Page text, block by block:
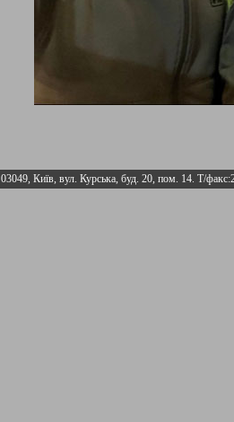
03049, Київ, вул. Курська, буд. 20, пом. 14. Т/